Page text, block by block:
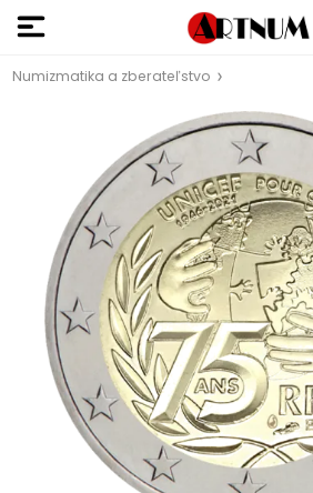
Numizmatika a zberateľstvo